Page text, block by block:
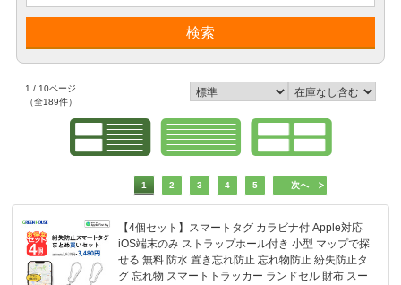
1 / 10ページ
（全189件）
1 2 3 4 5 次へ
【4個セット】スマートタグ カラビナ付 Apple対応
iOS端末のみ ストラップホール付き 小型 マップで探
せる 無料 防水 置き忘れ防止 忘れ物防止 紛失防止タ
グ 忘れ物 スマートトラッカー ランドセル 財布 スー